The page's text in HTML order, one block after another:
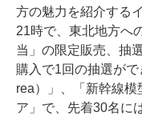
方の魅力を紹介する
21時で、東北地方へ
当」の限定販売、抽
購入で1回の抽選が
rea）」、「新幹線模
ア」で、先着30名に